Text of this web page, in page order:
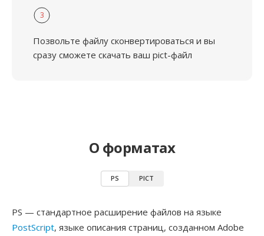
3
Позвольте файлу сконвертироваться и вы
сразу сможете скачать ваш pict-файл
О форматах
PS PICT
PS — стандартное расширение файлов на языке
PostScript, языке описания страниц, созданном Adobe